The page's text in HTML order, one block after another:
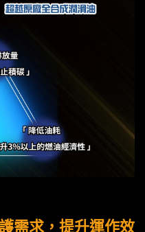
需求，提升運作效